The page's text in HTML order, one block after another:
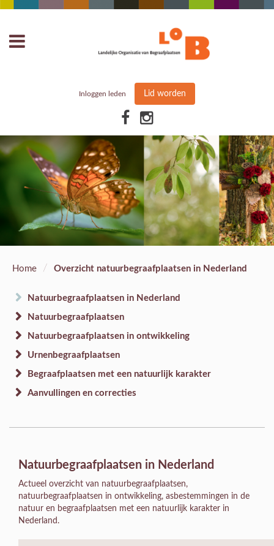
Inloggen leden Lid worden
Home / Overzicht natuurbegraafplaatsen in Nederland
Natuurbegraafplaatsen in Nederland
Natuurbegraafplaatsen
Natuurbegraafplaatsen in ontwikkeling
Urnenbegraafplaatsen
Begraafplaatsen met een natuurlijk karakter
Aanvullingen en correcties
Natuurbegraafplaatsen in Nederland
Actueel overzicht van natuurbegraafplaatsen,
natuurbegraafplaatsen in ontwikkeling, asbestemmingen in de
natuur en begraafplaatsen met een natuurlijk karakter in
Nederland.